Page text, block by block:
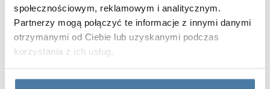
społecznościowym, reklamowym i analitycznym.
Partnerzy mogą połączyć te informacje z innymi danymi
otrzymanymi od Ciebie lub uzyskanymi podczas
korzystania z ich usług.